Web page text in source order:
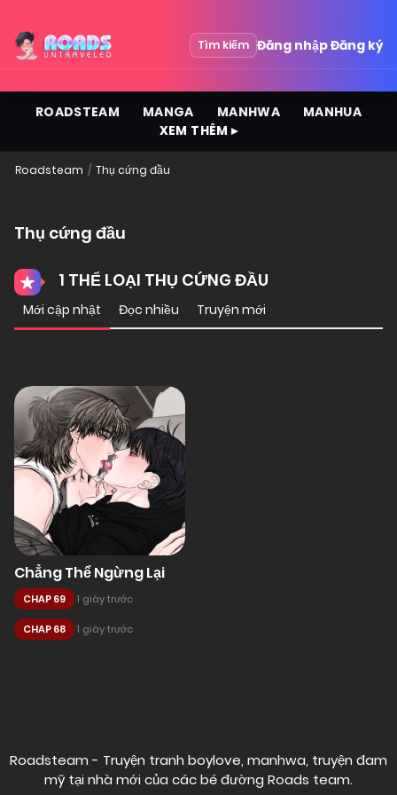
Tìm kiếm Đăng nhậpĐăng ký
ROADSTEAM MANGA MANHWA
MANHUA
XEM THÊM ▸
Roadsteam Thụ cứng đầu
Thụ cứng đầu
1 THỂ LOẠI THỤ CỨNG ĐẦU
Mới cập nhật Đọc nhiều Truyện mới
Chẳng Thể Ngừng Lại
CHAP 69 1 giây trước
CHAP 68 1 giây trước
Roadsteam - Truyện tranh boylove, manhwa, truyện đam
mỹ tại nhà mới của các bé đường Roads team.